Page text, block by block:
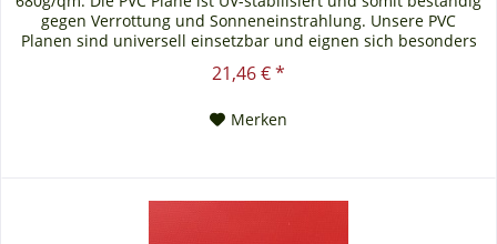
gegen Verrottung und Sonneneinstrahlung. Unsere PVC
Planen sind universell einsetzbar und eignen sich besonders
Brennholz, Sandkastenabdeckung oder für Ihren Anhänger.
21,46 € *
Merken